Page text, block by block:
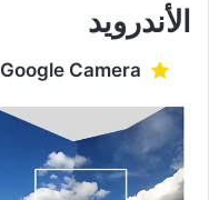
الأندرويد
Google Camera